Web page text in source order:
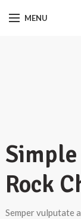
MENU
Rock
Semper vulputate